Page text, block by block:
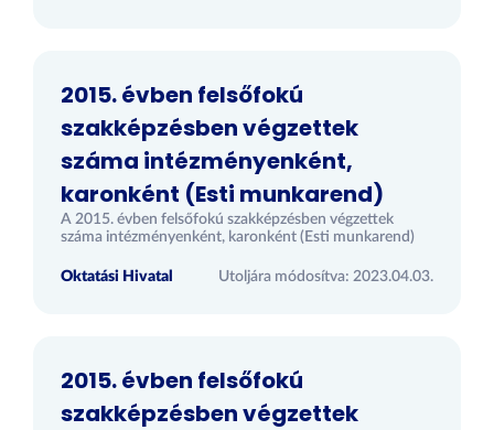
2015. évben felsőfokú
szakképzésben végzettek
száma intézményenként,
karonként (Esti munkarend)
A 2015. évben felsőfokú szakképzésben végzettek
száma intézményenként, karonként (Esti munkarend)
Oktatási Hivatal Utoljára módosítva: 2023.04.03.
2015. évben felsőfokú
szakképzésben végzettek